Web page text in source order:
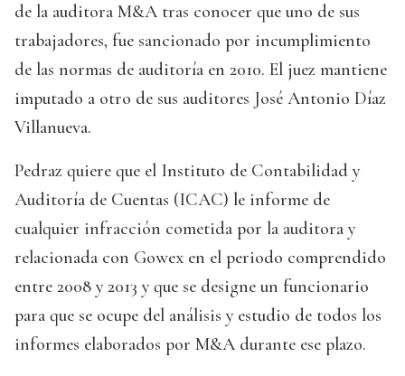
de la auditora M&A tras conocer que uno de sus
trabajadores, fue sancionado por incumplimiento
de las normas de auditoría en 2010. El juez mantiene
imputado a otro de sus auditores José Antonio Díaz
Villanueva.
Pedraz quiere que el Instituto de Contabilidad y
Auditoría de Cuentas (ICAC) le informe de
cualquier infracción cometida por la auditora y
relacionada con Gowex en el periodo comprendido
entre 2008 y 2013 y que se designe un funcionario
para que se ocupe del análisis y estudio de todos los
informes elaborados por M&A durante ese plazo.